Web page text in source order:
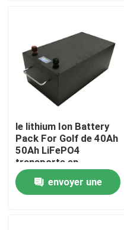
Contrôle de qualité
Contactez-nous
Nouvelles
Cas
Paquets de batterie au
le lithium Ion Battery
Pack For Golf de 40Ah
50Ah LiFePO4
transporte en
charrette le pousse-
pousse de 48V E
envoyer une